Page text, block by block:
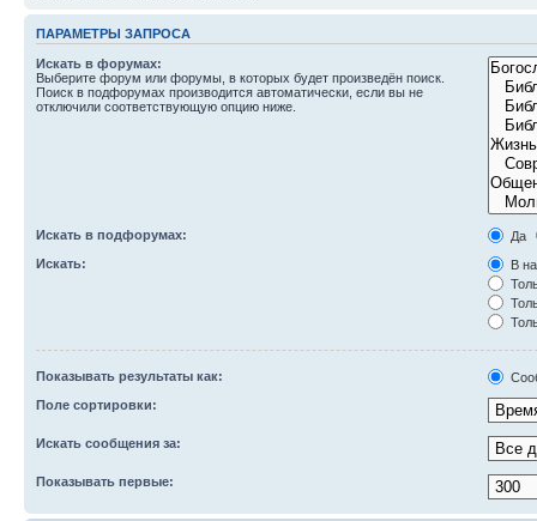
ПАРАМЕТРЫ ЗАПРОСА
Искать в форумах:
Выберите форум или форумы, в которых будет произведён поиск.
Поиск в подфорумах производится автоматически, если вы не
отключили соответствующую опцию ниже.
Искать в подфорумах:
Да
Искать:
В
Показывать результаты как:
Поле сортировки:
Искать сообщения за:
Показывать первые: